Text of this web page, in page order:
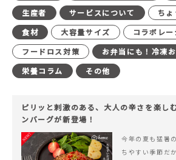
生産者
サービスについて
ち
食材
大容量サイズ
コラボレ
フードロス対策
お弁当にも！冷凍
栄養コラム
その他
ピリッと刺激のある、大人の辛さを楽し
ンバーグが新登場！
今年の夏も猛暑
ちやすい季節だ